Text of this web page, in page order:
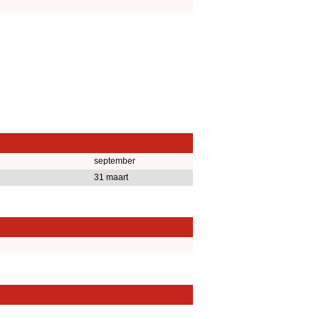
september
31 maart